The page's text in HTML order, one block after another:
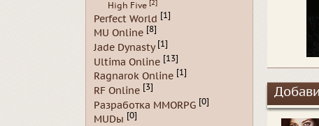
High Five [2]
Perfect World [1]
MU Online [8]
Jade Dynasty [1]
Ultima Online [13]
Ragnarok Online [1]
RF Online [3]
Разработка MMORPG [0]
MUDы [0]